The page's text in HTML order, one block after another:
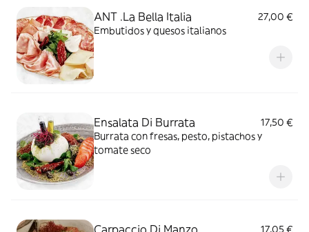
ANT .La Bella Italia
27,00 €
Embutidos y quesos italianos
Ensalata Di Burrata
17,50 €
Burrata con fresas, pesto, pistachos y
tomate seco
Carpaccio Di Manzo
17,05 €